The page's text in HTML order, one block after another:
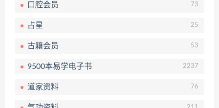
口腔会员 73
占星 25
古籍会员 53
9500本易学电子书 2237
道家资料 76